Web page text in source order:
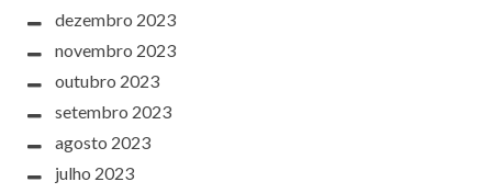
dezembro 2023
novembro 2023
outubro 2023
setembro 2023
agosto 2023
julho 2023